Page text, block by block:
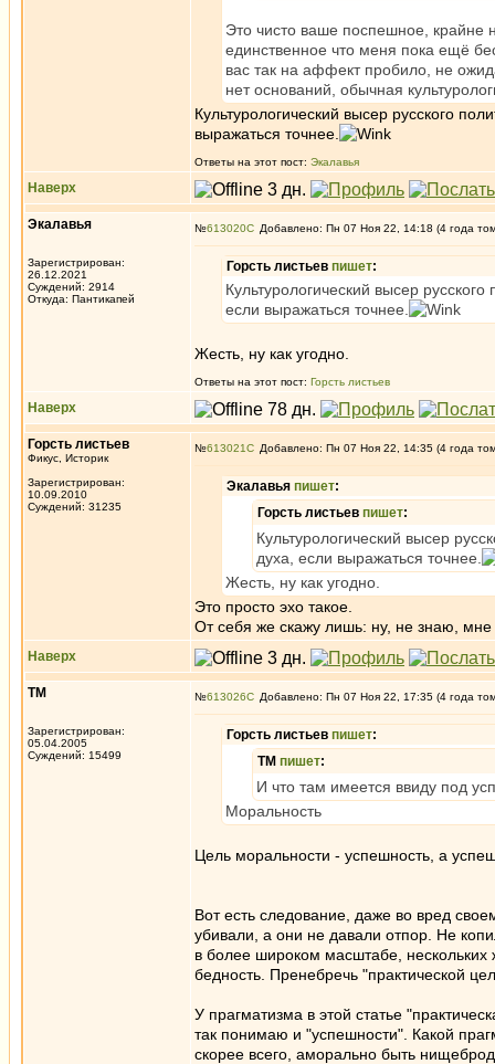
Это чисто ваше поспешное, крайне
единственное что меня пока ещё
вас так на аффект пробило, не
нет оснований, обычная
Культурологический высер русского
выражаться точнее.
Ответы на этот пост: Экалавья
Наверх
Экалавья
Зарегистрирован:
26.12.2021
Суждений: 2914
Откуда: Пантикапей
№613020 Добавлено: Пн 07 Ноя 22, 14:18 (4 года
Горсть листьев пишет:
Культурологический высер
если выражаться точнее.
Жесть, ну как угодно.
Ответы на этот пост: Горсть листьев
Наверх
Горсть листьев
Фикус, Историк
Зарегистрирован:
10.09.2010
Суждений: 31235
№613021 Добавлено: Пн 07 Ноя 22, 14:35 (4 года
Экалавья пишет:
Горсть листьев пишет:
Культурологический высер
духа, если выражаться точнее.
Жесть, ну как угодно.
Это просто эхо такое.
От себя же скажу лишь: ну, не знаю, мне
Наверх
ТМ
Зарегистрирован:
05.04.2005
Суждений: 15499
№613026 Добавлено: Пн 07 Ноя 22, 17:35 (4 года
Горсть листьев пишет:
ТМ пишет:
И что там имеется ввиду под
Моральность
Цель моральности - успешность, а
Вот есть следование, даже во вред
убивали, а они не давали отпор. Не
в более широком масштабе,
бедность. Пренебречь "практической
У прагматизма в этой статье
так понимаю и "успешности". Какой
скорее всего, аморально быть